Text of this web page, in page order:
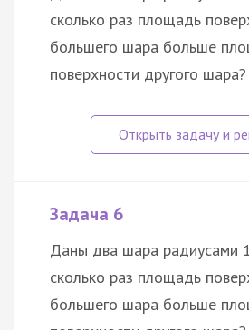
сколько раз площадь
большего шара больше
поверхности другого шара?
Задача 6
Даны два шара радиусами
сколько раз площадь
большего шара больше